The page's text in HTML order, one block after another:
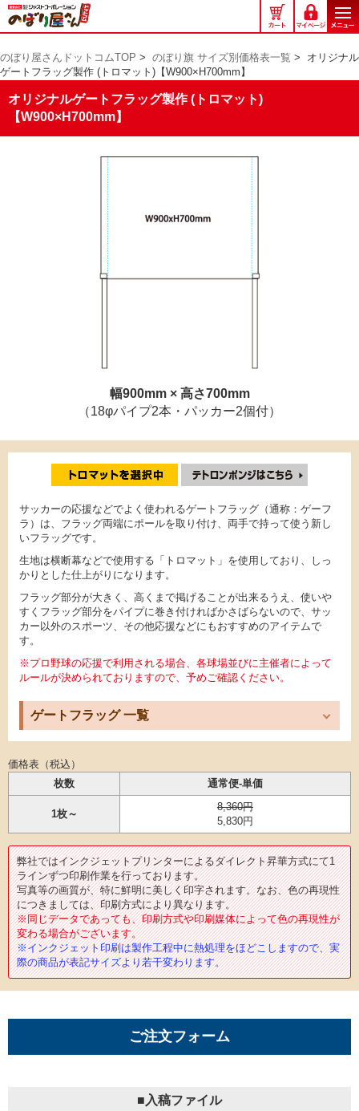
の
ぼ
屋
さ
ん
のぼり屋さんドットコムTOP > のぼり旗 サイズ別価格表一覧 > オリジナル
ゲートフラッグ製作 (トロマット)【W900×H700mm】
オリジナルゲートフラッグ製作 (トロマット)
【W900×H700mm】
幅900mm × 高さ700mm
（18φパイプ2本・パッカー2個付）
サッカーの応援などでよく使われるゲートフラッグ（通称：ゲーフ
ラ）は、フラッグ両端にポールを取り付け、両手で持って使う新し
いフラッグです。
生地は横断幕などで使用する「トロマット」を使用しており、しっ
かりとした仕上がりになります。
フラッグ部分が大きく、高くまで掲げることが出来るうえ、使いや
すくフラッグ部分をパイプに巻き付ければかさばらないので、サッ
カー以外のスポーツ、その他応援などにもおすすめのアイテムで
す。
※プロ野球の応援で利用される場合、各球場並びに主催者によって
ルールが決められておりますので、予めご確認ください。
ゲートフラッグ 一覧
価格表（税込）
枚数
通常便-単価
1枚～
8,360円
5,830円
弊社ではインクジェットプリンターによるダイレクト昇華方式にて1
ラインずつ印刷作業を行っております。
写真等の画質が、特に鮮明に美しく印字されます。なお、色の再現性
につきましては、印刷方式により異なります。
※同じデータであっても、印刷方式や印刷媒体によって色の再現性が
変わる場合がございます。
※インクジェット印刷は製作工程中に熱処理をほどこしますので、実
際の商品が表記サイズより若干変わります。
ご注文フォーム
■入稿ファイル